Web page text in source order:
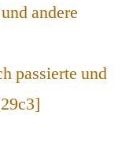
andere
passierte und